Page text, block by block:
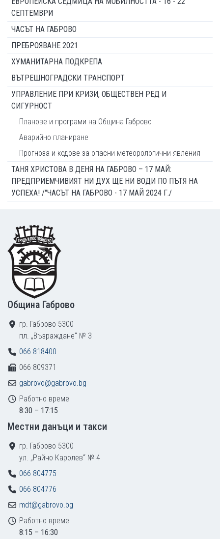
СЕПТЕМВРИ
ЧАСЪТ НА ГАБРОВО
ПРЕБРОЯВАНЕ 2021
ХУМАНИТАРНА ПОДКРЕПА
ВЪТРЕШНОГРАДСКИ ТРАНСПОРТ
УПРАВЛЕНИЕ ПРИ КРИЗИ, ОБЩЕСТВЕН РЕД И
СИГУРНОСТ
Планове и програми на Община Габрово
Аварийно планиране
Прогноза и кодове за опасни метеорологични явления
ТАНЯ ХРИСТОВА В ДЕНЯ НА ГАБРОВО – 17 МАЙ:
ПРЕДПРИЕМЧИВИЯТ НИ ДУХ ЩЕ НИ ВОДИ ПО ПЪТЯ НА
УСПЕХА! /"ЧАСЪТ НА ГАБРОВО - 17 МАЙ 2024 Г./
Footer
Община Габрово
гр. Габрово 5300
пл. „Възраждане“ № 3
066 818400
066 809371
gabrovo@gabrovo.bg
Работно време
8:30 – 17:15
Местни данъци и такси
гр. Габрово 5300
ул. „Райчо Каролев“ № 4
066 804775
066 804776
mdt@gabrovo.bg
Работно време
8:15 – 16:30